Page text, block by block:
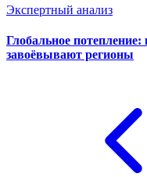
Экспертный анализ
Глобальное
завоёвывают регионы